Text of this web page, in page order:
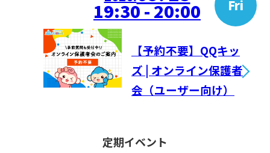
Fri
19:30 - 20:00
【予約不要】QQキッ
ズ | オンライン保護者
会（ユーザー向け）
定期イベント